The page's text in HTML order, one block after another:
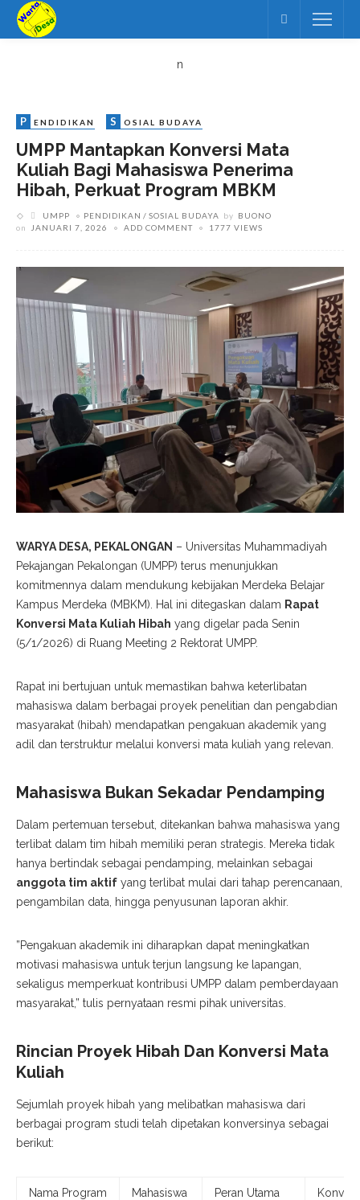
n
P ENDIDIKAN S OSIAL BUDAYA
UMPP Mantapkan Konversi Mata
Kuliah Bagi Mahasiswa Penerima
Hibah, Perkuat Program MBKM
UMPP PENDIDIKAN SOSIAL BUDAYA by BUONO
on
JANUARI 7, 2026 ADD COMMENT 1777 VIEWS
WARYA DESA, PEKALONGAN – Universitas Muhammadiyah
Pekajangan Pekalongan (UMPP) terus menunjukkan
komitmennya dalam mendukung kebijakan Merdeka Belajar
Kampus Merdeka (MBKM). Hal ini ditegaskan dalam Rapat
Konversi Mata Kuliah Hibah yang digelar pada Senin
(5/1/2026) di Ruang Meeting 2 Rektorat UMPP.
​Rapat ini bertujuan untuk memastikan bahwa keterlibatan
mahasiswa dalam berbagai proyek penelitian dan pengabdian
masyarakat (hibah) mendapatkan pengakuan akademik yang
adil dan terstruktur melalui konversi mata kuliah yang relevan.
Mahasiswa Bukan Sekadar Pendamping
​Dalam pertemuan tersebut, ditekankan bahwa mahasiswa yang
terlibat dalam tim hibah memiliki peran strategis. Mereka tidak
hanya bertindak sebagai pendamping, melainkan sebagai
anggota tim aktif yang terlibat mulai dari tahap perencanaan,
pengambilan data, hingga penyusunan laporan akhir.
​”Pengakuan akademik ini diharapkan dapat meningkatkan
motivasi mahasiswa untuk terjun langsung ke lapangan,
sekaligus memperkuat kontribusi UMPP dalam pemberdayaan
masyarakat,” tulis pernyataan resmi pihak universitas.
Rincian Proyek Hibah Dan Konversi Mata
Kuliah
​Sejumlah proyek hibah yang melibatkan mahasiswa dari
berbagai program studi telah dipetakan konversinya sebagai
berikut:
Nama Program
Mahasiswa
Peran Utama